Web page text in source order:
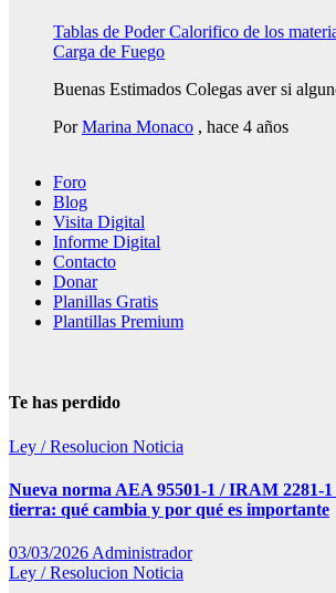
Tablas de Poder Calorifico de los
Carga de Fuego
Buenas Estimados Colegas aver si
PorMarina Monaco , hace 4 años
Foro
Blog
Visita Digital
Informe Digital
Contacto
Donar
Planillas Gratis
Plantillas Premium
Te has perdido
Ley / Resolucion Noticia
Nueva norma AEA 95501-1 / IRAM 2281-1
tierra: qué cambia y por qué es importante
03/03/2026 Administrador
Ley / Resolucion Noticia